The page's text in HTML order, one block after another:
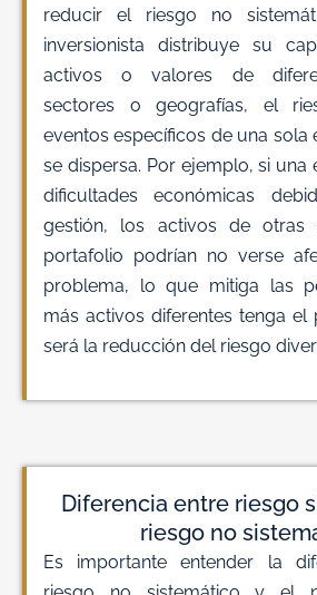
reducir el riesgo no
inversionista distribuye su
activos o valores de
sectores o geografías, el
eventos específicos de una sola
se dispersa. Por ejemplo, si una
dificultades económicas
gestión, los activos de otras
portafolio podrían no verse
problema, lo que mitiga las
más activos diferentes tenga
será la reducción del riesgo
Diferencia entre riesgo
riesgo no
Es importante entender la